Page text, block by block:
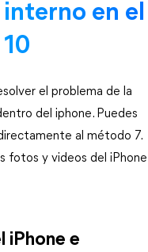
en el
el problema de la
del iphone. Puedes
al método 7.
fotos y videos del iPhone
iPhone e